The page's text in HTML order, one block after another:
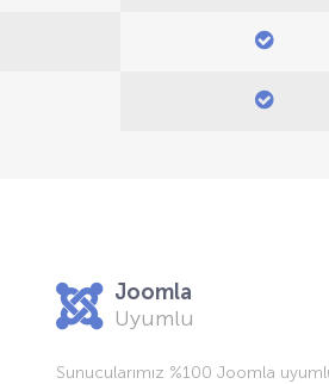
Joomla
Uyumlu
Sunucularımız %100 Joomla